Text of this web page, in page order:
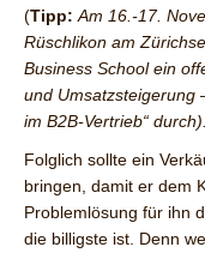
(Tipp: Am 16.-17.
Rüschlikon am
Business School ein
und Umsatzsteigerung
im B2B-Vertrieb“ durch).
Folglich sollte ein
bringen, damit er dem
Problemlösung für ihn
die billigste ist. Denn